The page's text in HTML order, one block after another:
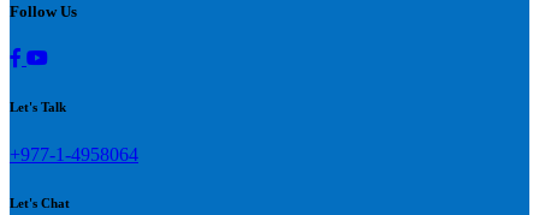
Follow Us
Let's Talk
+977-1-4958064
Let's Chat